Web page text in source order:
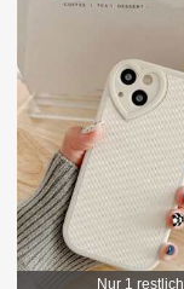
Nur 1 restlich